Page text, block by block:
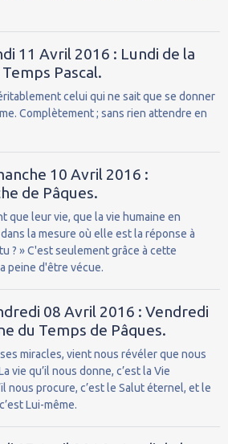
11 Avril 2016 : Lundi de la
Pascal.
celui qui ne sait que se donner
Complètement ; sans rien attendre en
10 Avril 2016 :
de Pâques.
que leur vie, que la vie humaine en
la mesure où elle est la réponse à
? » C'est seulement grâce à cette
peine d'être vécue.
08 Avril 2016 : Vendredi
du Temps de Pâques.
miracles, vient nous révéler que nous
vie qu’il nous donne, c’est la Vie
nous procure, c’est le Salut éternel, et le
Lui-même.